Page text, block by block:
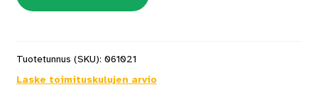
Tuotetunnus (SKU): 061021
Laske toimituskulujen arvio